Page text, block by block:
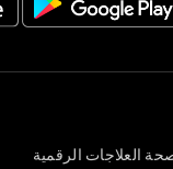
العلاجات الرقمية